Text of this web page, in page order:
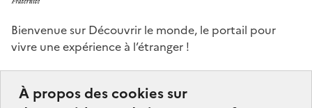
Bienvenue sur Découvrir le monde, le portail pour
vivre une expérience à l’étranger !
de vous guider dans vos choix et de vous aider à
À propos des cookies sur